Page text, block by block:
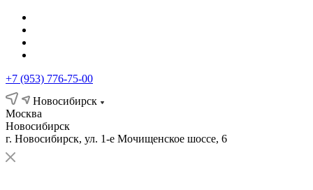
+7 (953) 776-75-00
Новосибирск
Москва
Новосибирск
г. Новосибирск, ул. 1-е Мочищенское шоссе, 6